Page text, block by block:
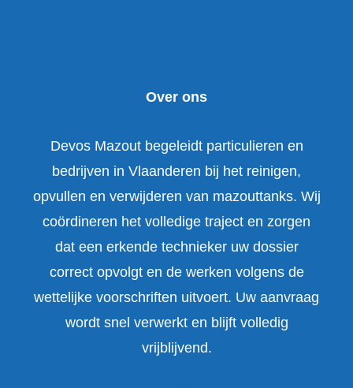
Over ons
Devos Mazout begeleidt particulieren en
bedrijven in Vlaanderen bij het reinigen,
opvullen en verwijderen van mazouttanks. Wij
coördineren het volledige traject en zorgen
dat een erkende technieker uw dossier
correct opvolgt en de werken volgens de
wettelijke voorschriften uitvoert. Uw aanvraag
wordt snel verwerkt en blijft volledig
vrijblijvend.